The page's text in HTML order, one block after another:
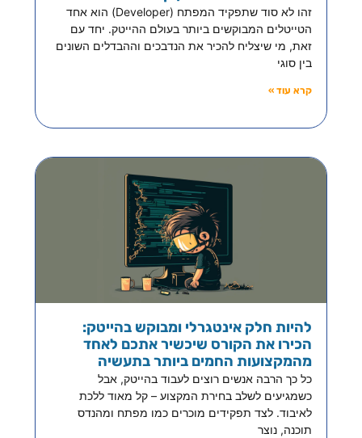
זהו לא סוד שתפקיד המפתח (Developer) הוא אחד
הטייטלים המבוקשים ביותר בעולם ההייטק. יחד עם
זאת, מי שיצליח להכיר את הנדבכים וההבדלים השונים
בין סוגי
קרא עוד »
להיות חלק אינטגרלי ומבוקש בהייטק:
הכירו את הקורס שיכשיר אתכם לאחד
מהמקצועות החמים ביותר בתעשיה
כל כך הרבה אנשים רוצים לעבוד בהייטק, אבל
כשמגיעים לשלב בחירת המקצוע – קל מאוד ללכת
לאיבוד. לצד תפקידים מוכרים כמו מפתח ומהנדס
תוכנה, נוצר